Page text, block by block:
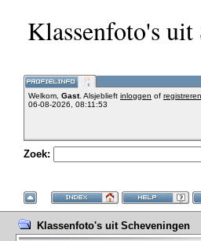
Klassenfoto's uit
Welkom, Gast. Alsjeblieft inloggen of registreren
06-08-2026, 08:11:53
Zoek:
Klassenfoto's uit Scheveningen